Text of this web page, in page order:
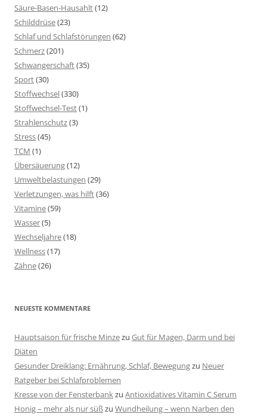
Säure-Basen-Hausahlt(12)
Schilddrüse(23)
Schlaf und Schlafstörungen (62)
Schmerz(201)
Schwangerschaft(35)
Sport(30)
Stoffwechsel(330)
Stoffwechsel-Test(1)
Strahlenschutz(3)
Stress(45)
TCM (1)
Übersäuerung(12)
Umweltbelastungen (29)
Verletzungen, was hilft(36)
Vitamine(59)
Wasser(5)
Wechseljahre(18)
Wellness(17)
Zähne(26)
NEUESTE KOMMENTARE
Hauptsaison für frische Minzezu Gut für Magen, Darm und bei
Diäten
Gesunder Dreiklang: Ernährung, Schlaf, Bewegungzu Neuer
Ratgeber bei Schlafproblemen
Kresse von der Fensterbankzu Antioxidatives Vitamin C Serum
Honig – mehr als nur süßzu Wundheilung – wenn Narben den